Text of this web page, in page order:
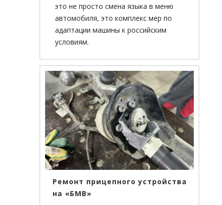
это не просто смена языка в меню
автомобиля, это комплекс мер по
адаптации машины к российским
условиям.
Ремонт прицепного устройства
на «БМВ»